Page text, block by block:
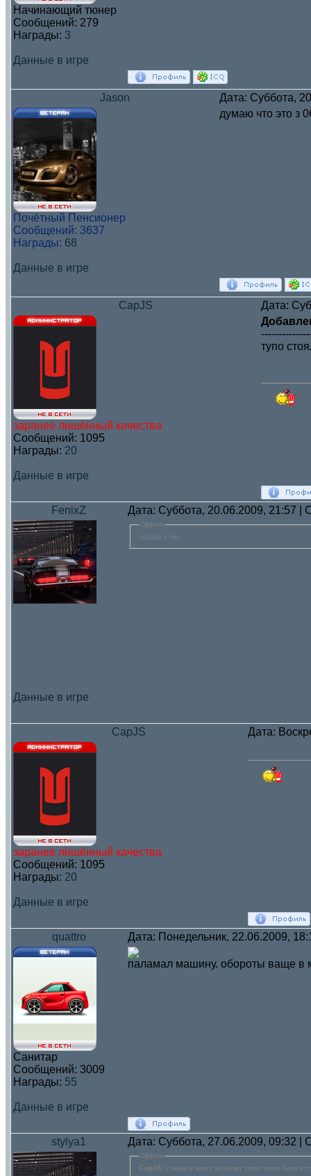
Начинающий тюнер
Сообщений: 279
Награды: 3
Данные в игре
Jason Дата: Суббота,
Почётный Пенсионер
Сообщений: 3637
Награды: 68
Данные в игре
думаю что это з
CapJS Дата:
заранее лишённый качества
Сообщений: 1095
Награды: 20
Данные в игре
тупо
FenixZ Дата: Суббота, 20.06.2009, 21:57
Данные в игре
Оффтоп
спидак с эво
CapJS Дата:
заранее лишённый качества
Сообщений: 1095
Награды: 20
Данные в игре
quattro Дата: Понедельник, 22.06.2009,
Санитар
Сообщений: 3009
Награды: 55
Данные в игре
паламал машину. обороты ваще в
stylya1 Дата: Суббота, 27.06.2009, 09:32
Оффтоп
CapJS , у меня в моих моделях типо такие баги